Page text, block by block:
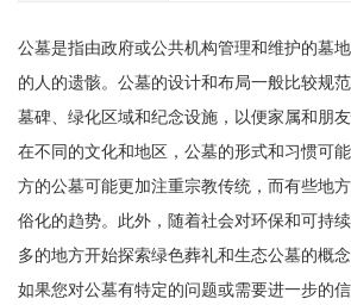
公墓是指由政府或公共机构管理和维护的墓
的人的遗骸。公墓的设计和布局一般比较规
墓碑、绿化区域和纪念设施，以便家属和朋友
在不同的文化和地区，公墓的形式和习惯可
方的公墓可能更加注重宗教传统，而有些地
俗化的趋势。此外，随着社会对环保和可持
多的地方开始探索绿色葬礼和生态公墓的概念
如果您对公墓有特定的问题或需要进一步的